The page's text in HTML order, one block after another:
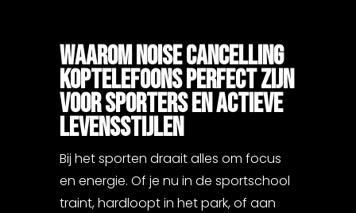
WAAROM NOISE CANCELLING
KOPTELEFOONS PERFECT ZIJN
VOOR SPORTERS EN ACTIEVE
LEVENSSTIJLEN
Bij het sporten draait alles om focus
en energie. Of je nu in de sportschool
traint, hardloopt in het park, of aan